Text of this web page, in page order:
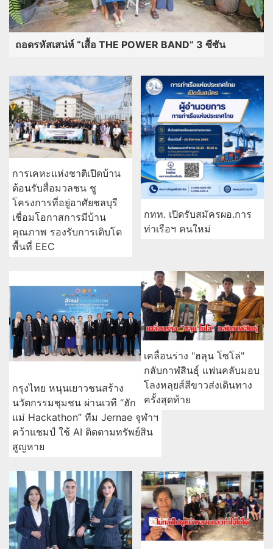
ถอดรหัสเสน่ห์ “เสื้อ THE POWER BAND” 3 ซีซัน
การเคหะแห่งชาติเปิดบ้าน
ต้อนรับสื่อมวลชน ชู
โครงการที่อยู่อาศัยชลบุรี
เชื่อมโอกาสการมีบ้าน
คุณภาพ รองรับการเติบโต
พื้นที่ EEC
กทท. เปิดรับสมัครผอ.การ
ท่าเรือฯ คนใหม่
กรุงไทย หนุนเยาวชนสร้าง
นวัตกรรมชุมชน ผ่านเวที “ฮัก
แม่ Hackathon” ทีม Jernae จุฬาฯ
คว้าแชมป์ ใช้ AI ติดตามทรัพย์สิน
สูญหาย
เคลื่อนร่าง "ฮลุน โซโล่"
กลับกาฬสินธุ์ แฟนคลับมอบ
โลงหลุยส์สีขาวส่งเดินทาง
ครั้งสุดท้าย